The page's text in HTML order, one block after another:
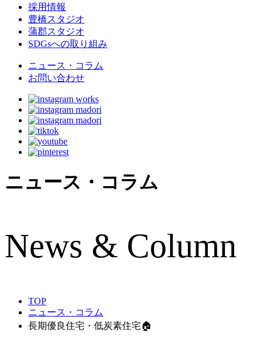
採用情報
豊橋スタジオ
蒲郡スタジオ
SDGsへの取り組み
ニュース・コラム
お問い合わせ
ニュース・コラム
News & Column
TOP
ニュース・コラム
長期優良住宅・低炭素住宅🏠